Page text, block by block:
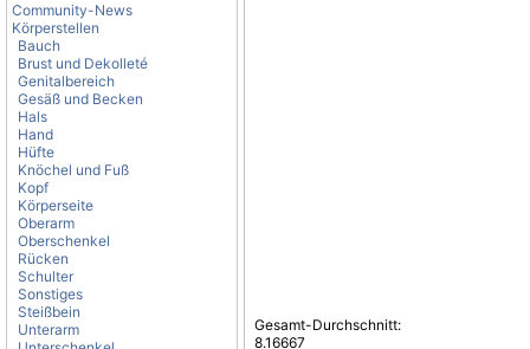
Community-News
Körperstellen
Bauch
Brust und Dekolleté
Genitalbereich
Gesäß und Becken
Hals
Hand
Hüfte
Knöchel und Fuß
Kopf
Körperseite
Oberarm
Oberschenkel
Rücken
Schulter
Sonstiges
Steißbein
Unterarm
Gesamt-Durchschnitt:
8.16667